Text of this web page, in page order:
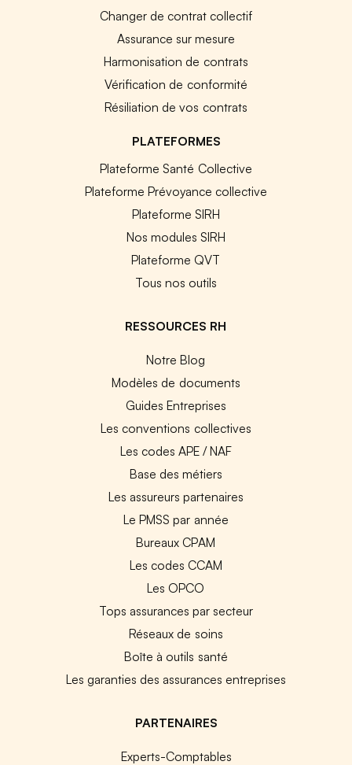
Changer de contrat collectif
Assurance sur mesure
Harmonisation de contrats
Vérification de conformité
Résiliation de vos contrats
PLATEFORMES
Plateforme Santé Collective
Plateforme Prévoyance collective
Plateforme SIRH
Nos modules SIRH
Plateforme QVT
Tous nos outils
RESSOURCES RH
Notre Blog
Modèles de documents
Guides Entreprises
Les conventions collectives
Les codes APE / NAF
Base des métiers
Les assureurs partenaires
Le PMSS par année
Bureaux CPAM
Les codes CCAM
Les OPCO
Tops assurances par secteur
Réseaux de soins
Boîte à outils santé
Les garanties des assurances entreprises
PARTENAIRES
Experts-Comptables